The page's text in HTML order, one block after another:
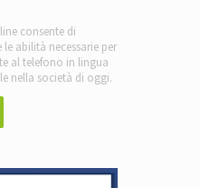
consente di
abilità necessarie per
al telefono in lingua
nella società di oggi.